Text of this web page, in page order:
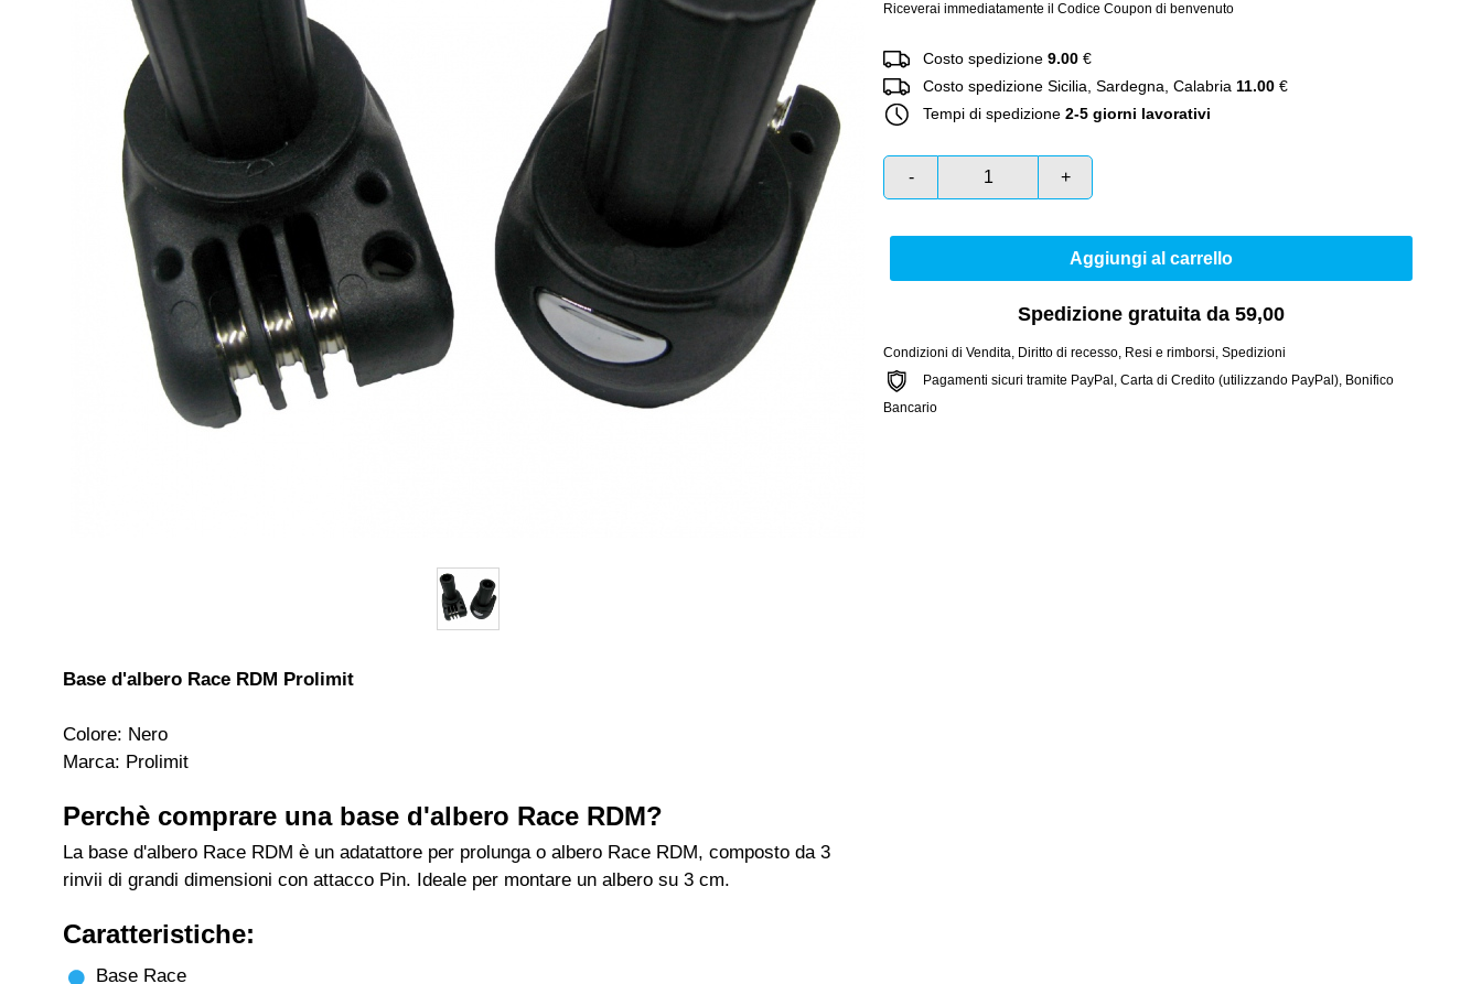
Riceverai immediatamente il Codice Coupon di benvenuto
Costo spedizione 9.00 €
Costo spedizione Sicilia, Sardegna, Calabria 11.00 €
Tempi di spedizione 2-5 giorni lavorativi
- +
Aggiungi al carrello
Spedizione gratuita da 59,00
Condizioni di Vendita, Diritto di recesso, Resi e rimborsi, Spedizioni
Pagamenti sicuri tramite PayPal, Carta di Credito (utilizzando PayPal), Bonifico
Bancario
Base d'albero Race RDM Prolimit
Colore: Nero
Marca: Prolimit
Perchè comprare una base d'albero Race RDM?
La base d'albero Race RDM è un adatattore per prolunga o albero Race RDM, composto da 3
rinvii di grandi dimensioni con attacco Pin. Ideale per montare un albero su 3 cm.
Caratteristiche:
Base Race